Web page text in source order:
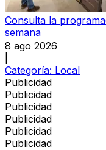
Consulta la
semana
8 ago 2026
Categoría: Local
Publicidad
Publicidad
Publicidad
Publicidad
Publicidad
Publicidad